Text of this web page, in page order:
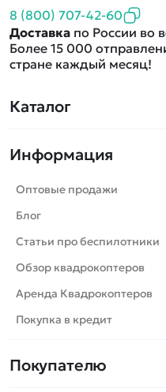
Каталог
Машинки
Танки
Вертолеты
Катера
Роботы
Самолеты
Сборные модели
Спецтехника
Информация
Оптовые продажи
Блог
Статьи про беспилотники
Обзор квадрокоптеров
Аренда Квадрокоптеров
Покупка в кредит
Покупателю
8 (800) 707-42-60
Доставка по России во
Более 15 000
стране каждый месяц!